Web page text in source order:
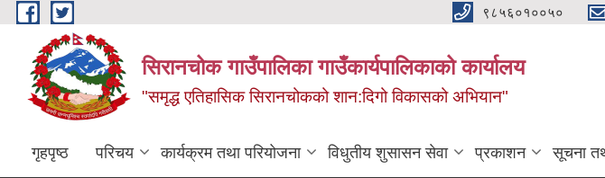
Skip to main content ९८५६०१००५०
सिरानचोक गाउँपालिका गाउँकार्यपालिकाको कार्यालय
"समृद्ध एतिहासिक सिरानचोकको शान:दिगो विकासको अभियान"
गृहपृष्ठ परिचय कार्यक्रम तथा परियोजना विधुतीय शुसासन सेवा प्रकाशन सूचना